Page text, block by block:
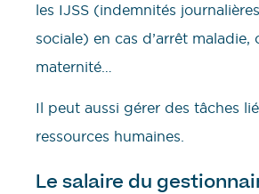
les IJSS (indemnités
sociale) en cas d’arrêt maladie,
maternité…
Il peut aussi gérer des tâches
ressources humaines.
Le salaire du